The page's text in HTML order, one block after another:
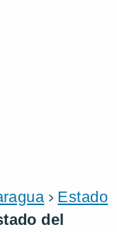
Estado
del